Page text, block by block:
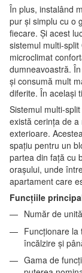
În plus, instalând
pur și simplu cu o
fiecare. Și acest
sistemul multi-split
microclimat
dumneavoastră.
și consumă mult
diferite. În același
Sistemul multi-
există cerința de
exterioare.
spațiu pentru un
partea din față cu
orașului, unde
apartament care
Funcțiile
Număr de
Funcționare la
încălzire și
Gama de